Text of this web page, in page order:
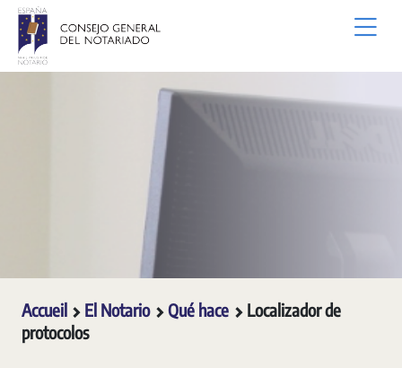
Saut au contenu principal
Accueil El Notario Qué hace
Localizador de
protocolos